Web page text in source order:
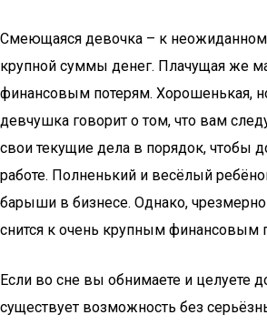
Смеющаяся девочка – к
крупной суммы денег. Плачущая же
финансовым потерям. Хорошенькая,
девчушка говорит о том, что вам
свои текущие дела в порядок, чтобы
работе. Полненький и весёлый
барыши в бизнесе. Однако, чрезмерно
снится к очень крупным финансовым
Если во сне вы обнимаете и целуете
существует возможность без